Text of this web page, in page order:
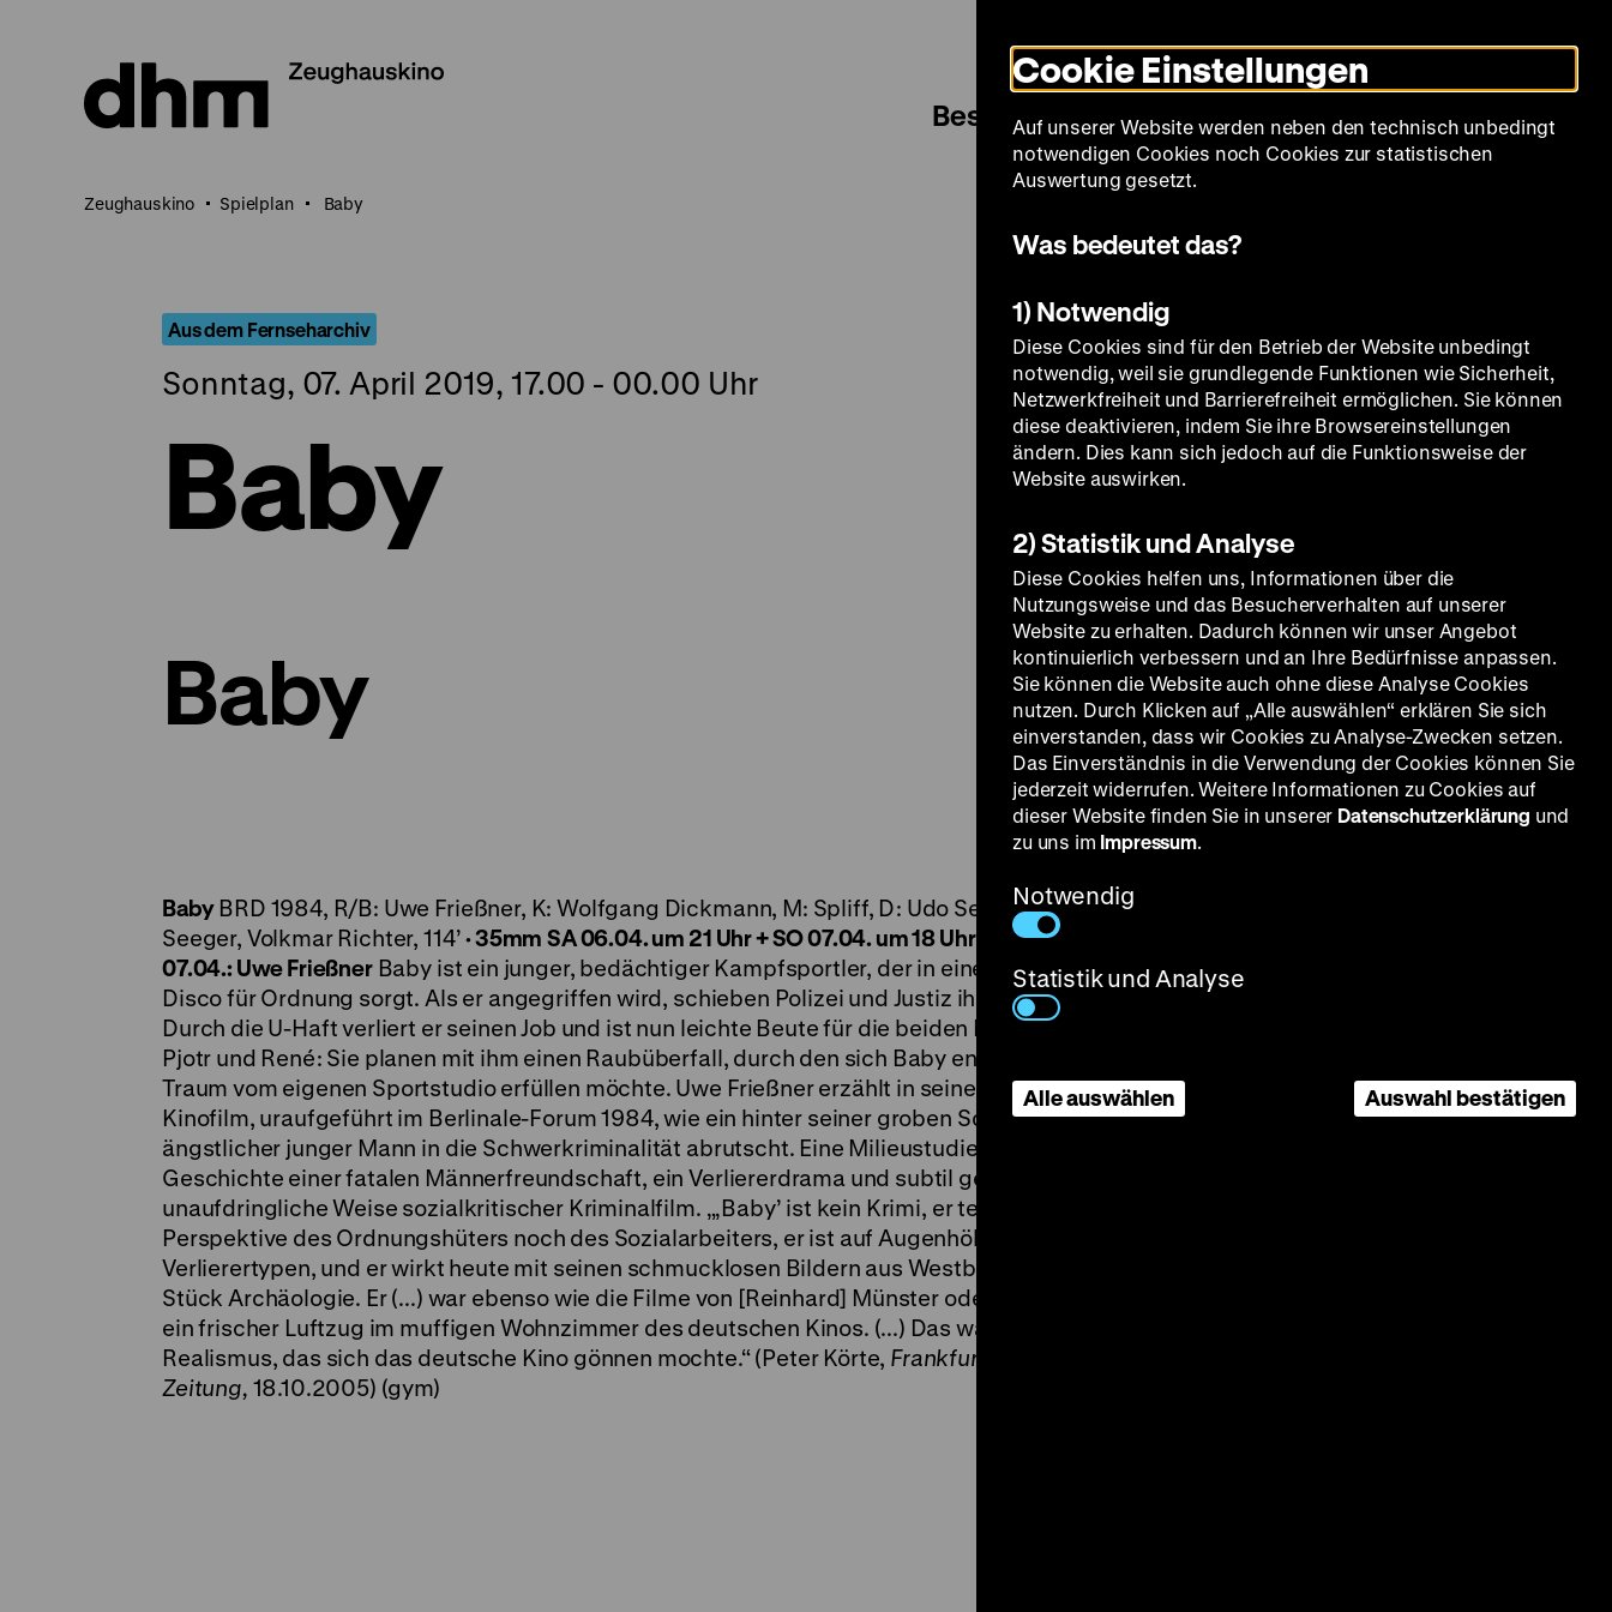
Seiteninhalt
springen
Modus
umschalten
Sprache
Besuch Spielplan Filmreihen Über uns
Zeughauskino Spielplan Baby
Aus dem Fernseharchiv
Sonntag, 07. April 2019, 17.00 - 00.00 Uhr
Baby
Baby
BabyBRD 1984, R/B: Uwe Frießner, K: Wolfgang Dickmann, M: Spliff, D: Udo Seidler, Reinhard
See­ger, Volkmar Richter, 114’·35mm SA 06.04. um 21 Uhr + SO 07.04. um 18 Uhr
Zu Gast am
07.04.: Uwe FrießnerBaby ist ein junger, bedächtiger Kampfsportler, der in einer Kudamm-
Disco für Ordnung sorgt. Als er angegriffen wird, schieben Polizei und Justiz ihm die Schuld zu.
Durch die U-Haft verliert er seinen Job und ist nun leichte Beute für die beiden Kleingano­ven
Pjotr und René: Sie planen mit ihm einen Raubüberfall, durch den sich Baby endlich seinen
Traum vom eigenen Sportstudio erfüllen möchte. Uwe Frießner erzählt in seinem zweiten
Kinofilm, uraufgeführt im Berlinale-Forum 1984, wie ein hinter seiner groben Schale sensibler,
ängstlicher junger Mann in die Schwerkrimi­na­lität abrutscht. Eine Milieu­studie und die
Geschichte einer fatalen Männerfreundschaft, ein Verliererdrama und subtil gestalteter, auf
unauf­dringliche Weise sozial­kritischer Kriminalfilm. „‚Baby’ ist kein Krimi, er teilt weder die
Perspektive des Ordnungshüters noch des Sozialarbeiters, er ist auf Augen­höhe mit seinen
Verlierertypen, und er wirkt heute mit seinen schmucklosen Bildern aus Westberlin wie ein
Stück Archäo­logie. Er (...) war eben­so wie die Filme von [Reinhard] Münster oder Uwe Schrader
ein frischer Luftzug im muffigen Wohnzimmer des deutschen Kinos. (...) Das war das bißchen
Realismus, das sich das deutsche Kino gönnen mochte.“ (Peter Körte, Frankfurter Allgemeine
Zeitung, 18.10.2005) (gym)
Cookie Einstellungen
Auf unserer Website werden neben den technisch unbedingt
notwendigen Cookies noch Cookies zur statistischen
Auswertung gesetzt.
Was bedeutet das?
1) Notwendig
Diese Cookies sind für den Betrieb der Website unbedingt
notwendig, weil sie grundlegende Funktionen wie Sicherheit,
Netzwerkfreiheit und Barrierefreiheit ermöglichen. Sie können
diese deaktivieren, indem Sie ihre Browsereinstellungen
ändern. Dies kann sich jedoch auf die Funktionsweise der
Website auswirken.
2) Statistik und Analyse
Diese Cookies helfen uns, Informationen über die
Nutzungsweise und das Besucherverhalten auf unserer
Website zu erhalten. Dadurch können wir unser Angebot
kontinuierlich verbessern und an Ihre Bedürfnisse anpassen.
Sie können die Website auch ohne diese Analyse Cookies
nutzen. Durch Klicken auf „Alle auswählen“ erklären Sie sich
einverstanden, dass wir Cookies zu Analyse-Zwecken setzen.
Das Einverständnis in die Verwendung der Cookies können Sie
jederzeit widerrufen. Weitere Informationen zu Cookies auf
dieser Website finden Sie in unserer Datenschutzerklärung und
zu uns im Impressum.
Notwendig
Statistik und Analyse
Alle auswählen Auswahl bestätigen